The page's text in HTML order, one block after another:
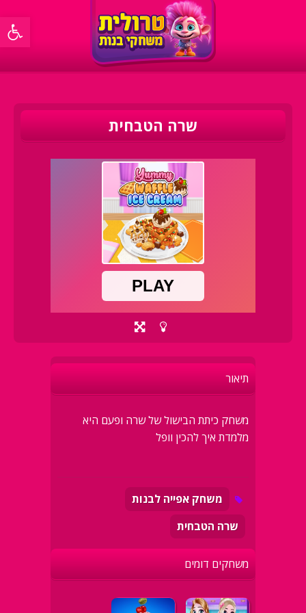
פתח
שרה הטבחית
תיאור
משחק כיתת הבישול של שרה ופעם היא
מלמדת איך להכין וופל
משחק אפייה לבנות
שרה הטבחית
משחקים דומים